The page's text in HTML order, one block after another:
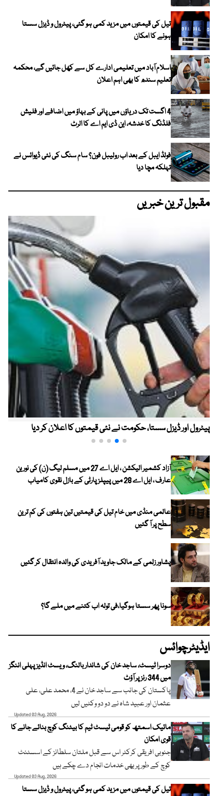
تیل کی قیمتوں میں مزید کمی ہو گئی، پیٹرول و ڈیزل سستا
ہونے کا امکان
اسلام آباد میں تعلیمی ادارے کل سے کھل جائیں گے، محکمہ
تعلیم سندھ کا بھی اہم اعلان
4 اگست تک دریاؤں میں پانی کے بہاؤ میں اضافے اور فلیش
فلڈنگ کا خدشہ، این ڈی ایم اے کا الرٹ
فولڈ ایبل کے بعد اب رولیبل فون؟ سام سنگ کی نئی ڈیوائس نے
تہلکہ مچا دیا
مقبول ترین خبریں
پیٹرول اور ڈیزل سستا، حکومت نے نئی قیمتوں کا اعلان کر دیا
آزاد کشمیر الیکشن ، ایل اے 27 میں مسلم لیگ (ن) کی نورین
عارف ، ایل اے 28 میں پیپلز پارٹی کے بازل نقوی کامیاب
عالمی منڈی میں خام تیل کی قیمتیں تین ہفتوں کی کم ترین
سطح پر آ گئیں
پشاور زلمی کے مالک جاوید آفریدی کی والدہ انتقال کر گئیں
سونا پھر سستا ہوگیا،فی تولہ اب کتنے میں ملے گا؟
ایڈیٹرچوائس
دوسرا ٹیسٹ، ساجد خان کی شاندار بالنگ، ویسٹ انڈیز پہلی اننگز
میں 344 رنز پر آؤٹ
پاکستان کی جانب سے ساجد خان نے 4، محمد علی، علی
عثمان اور عبید شاہ نے دو دو وکٹیں لیں
Updated 03 Aug, 2026
مائیک اسمتھ کو قومی ٹیسٹ ٹیم کا بیٹنگ کوچ بنائے جانے کا
قوی امکان
جنوبی افریقی کرکٹر اس سے قبل ملتان سلطانز کے اسسٹنٹ
کوچ کے طور پر بھی خدمات انجام دے چکے ہیں
Updated 03 Aug, 2026
تیل کی قیمتوں میں مزید کمی ہو گئی، پیٹرول و ڈیزل سستا